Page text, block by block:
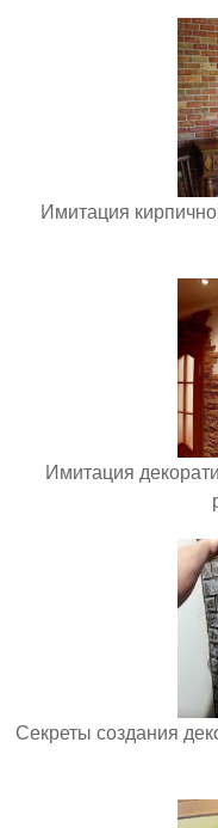
Имитация
Имитация
Секреты создания